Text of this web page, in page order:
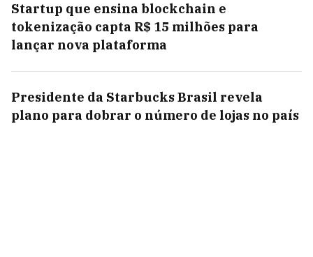
Startup que ensina blockchain e
tokenização capta R$ 15 milhões para
lançar nova plataforma
Presidente da Starbucks Brasil revela
plano para dobrar o número de lojas no país